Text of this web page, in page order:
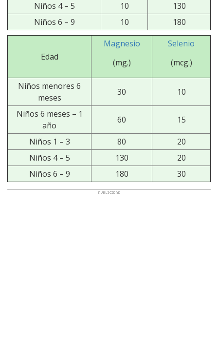
Niños 4 – 5
10
130
Niños 6 – 9
10 180
Edad
Magnesio
(mg.)
Selenio
(mcg.)
Niños menores 6
meses
30 10
Niños 6 meses – 1
año
60 15
Niños 1 – 3 80
20
Niños 4 – 5
130
20
Niños 6 – 9
180 30